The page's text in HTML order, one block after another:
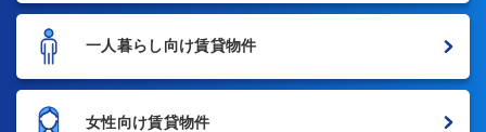
一人暮らし向け賃貸物件
女性向け賃貸物件